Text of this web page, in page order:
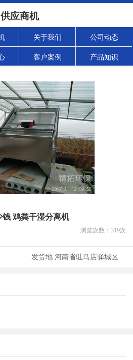
供应商机
关于我们 公司动态
客户案例 产品知识
鸡粪干湿分离机
浏览次数： 319次
发货地:河南省驻马店驿城区